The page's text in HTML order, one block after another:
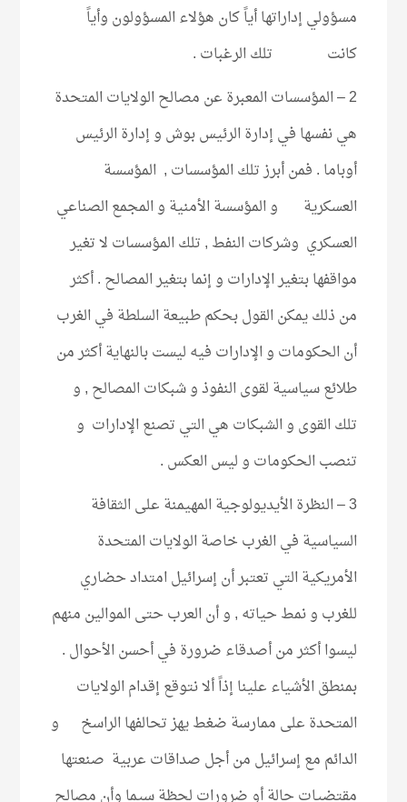
مسؤولي إداراتها أياً كان هؤلاء المسؤولون وأياً
كانت تلك الرغبات .
2 – المؤسسات المعبرة عن مصالح الولايات المتحدة
هي نفسها في إدارة الرئيس بوش و إدارة الرئيس
أوباما . فمن أبرز تلك المؤسسات , المؤسسة
العسكرية و المؤسسة الأمنية و المجمع الصناعي
العسكري وشركات النفط , تلك المؤسسات لا تغير
مواقفها بتغير الإدارات و إنما بتغير المصالح . أكثر
من ذلك يمكن القول بحكم طبيعة السلطة في الغرب
أن الحكومات و الإدارات فيه ليست بالنهاية أكثر من
طلائع سياسية لقوى النفوذ و شبكات المصالح , و
تلك القوى و الشبكات هي التي تصنع الإدارات و
تنصب الحكومات و ليس العكس .
3 – النظرة الأيديولوجية المهيمنة على الثقافة
السياسية في الغرب خاصة الولايات المتحدة
الأمريكية التي تعتبر أن إسرائيل امتداد حضاري
للغرب و نمط حياته , و أن العرب حتى الموالين منهم
ليسوا أكثر من أصدقاء ضرورة في أحسن الأحوال .
بمنطق الأشياء علينا إذاً ألا نتوقع إقدام الولايات
المتحدة على ممارسة ضغط يهز تحالفها الراسخ و
الدائم مع إسرائيل من أجل صداقات عربية صنعتها